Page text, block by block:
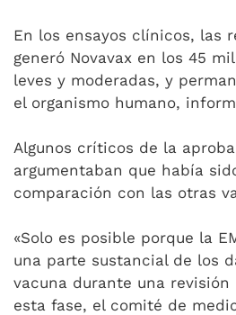
En los ensayos clínicos, las
generó Novavax en los 45
leves y moderadas, y
el organismo humano,
Algunos críticos de la
argumentaban que había
comparación con las otras
«Solo es posible porque la
una parte sustancial de los
vacuna durante una
esta fase, el comité de